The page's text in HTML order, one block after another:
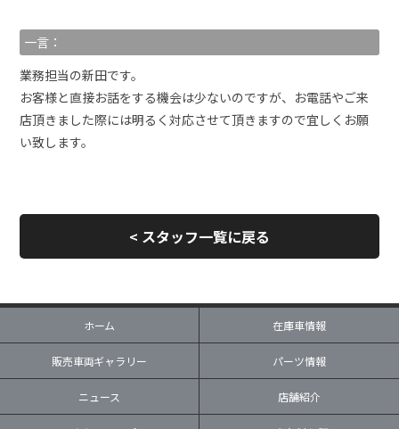
一言：
業務担当の新田です。
お客様と直接お話をする機会は少ないのですが、お電話やご来
店頂きました際には明るく対応させて頂きますので宜しくお願
い致します。
< スタッフ一覧に戻る
ホーム 在庫車情報
販売車両ギャラリー パーツ情報
ニュース 店舗紹介